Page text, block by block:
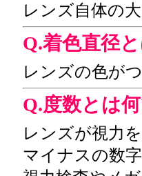
レンズ自体の
Q.着色直径
レンズの色が
Q.度数とは
レンズが視力
マイナスの数